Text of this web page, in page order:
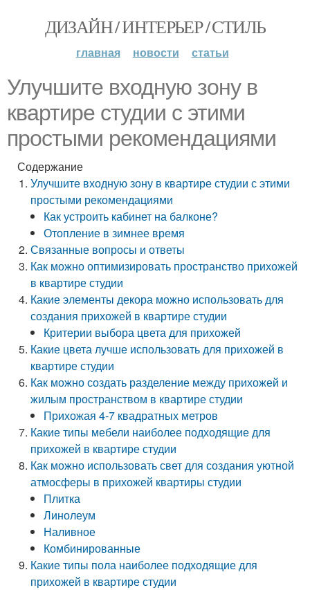
ДИЗАЙН / ИНТЕРЬЕР / СТИЛЬ
главная новости статьи
Улучшите входную зону в
квартире студии с этими
простыми рекомендациями
Содержание
Улучшите входную зону в квартире студии с этими
простыми рекомендациями
Как устроить кабинет на балконе?
Отопление в зимнее время
Связанные вопросы и ответы
Как можно оптимизировать пространство прихожей
в квартире студии
Какие элементы декора можно использовать для
создания прихожей в квартире студии
Критерии выбора цвета для прихожей
Какие цвета лучше использовать для прихожей в
квартире студии
Как можно создать разделение между прихожей и
жилым пространством в квартире студии
Прихожая 4-7 квадратных метров
Какие типы мебели наиболее подходящие для
прихожей в квартире студии
Как можно использовать свет для создания уютной
атмосферы в прихожей квартиры студии
Плитка
Линолеум
Наливное
Комбинированные
Какие типы пола наиболее подходящие для
прихожей в квартире студии